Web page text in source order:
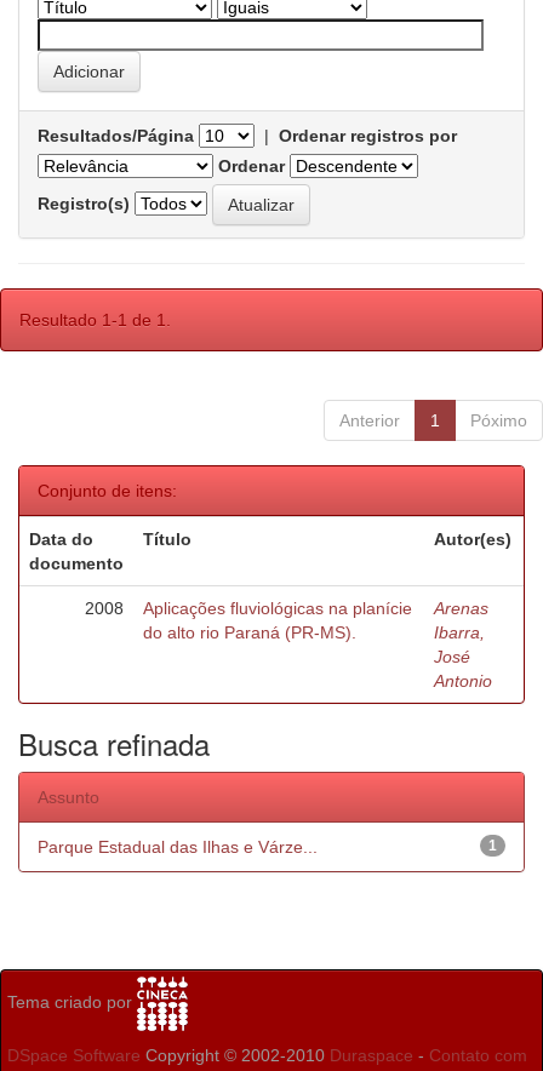
Resultados/Página | Ordenar registros por
Ordenar
Registro(s)
Resultado 1-1 de 1.
Anterior 1 Póximo
Conjunto de itens:
Data do
documento
Título Autor(es)
2008
Aplicações fluviológicas na planície
do alto rio Paraná (PR-MS).
Arenas
Ibarra,
José
Antonio
Busca refinada
Assunto
1
Parque Estadual das Ilhas e Várze...
Tema criado por
DSpace Software Copyright © 2002-2010 Duraspace - Contato com